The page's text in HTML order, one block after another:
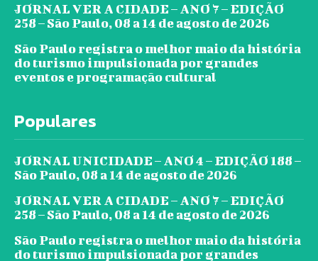
JORNAL VER A CIDADE – ANO 7 – EDIÇÃO
258 – São Paulo, 08 a 14 de agosto de 2026
São Paulo registra o melhor maio da história
do turismo impulsionada por grandes
eventos e programação cultural
Populares
JORNAL UNICIDADE – ANO 4 – EDIÇÃO 188 –
São Paulo, 08 a 14 de agosto de 2026
JORNAL VER A CIDADE – ANO 7 – EDIÇÃO
258 – São Paulo, 08 a 14 de agosto de 2026
São Paulo registra o melhor maio da história
do turismo impulsionada por grandes